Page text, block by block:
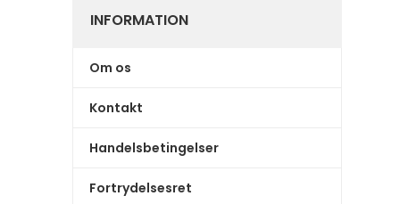
INFORMATION
Om os
Kontakt
Handelsbetingelser
Fortrydelsesret